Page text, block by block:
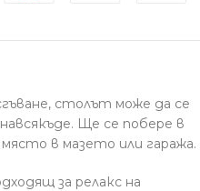
столът може да се
Ще се побере в
в мазето или гаража.
за релакс на